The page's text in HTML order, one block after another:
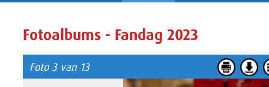
Fotoalbums - Fandag 2023
Foto 3 van 13